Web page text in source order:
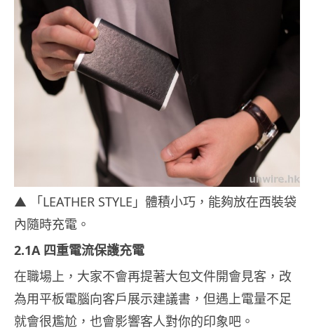
▲ 「LEATHER STYLE」體積小巧，能夠放在西裝袋
內隨時充電。
2.1A 四重電流保護充電
在職場上，大家不會再提著大包文件開會見客，改
為用平板電腦向客戶展示建議書，但遇上電量不足
就會很尷尬，也會影響客人對你的印象吧。